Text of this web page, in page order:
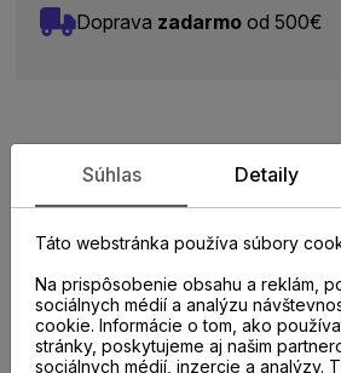
Doprava zadarmo od 500€
Zistite viac o
produktu
Súhlas Detaily
Táto webstránka používa súbory
Na prispôsobenie obsahu a reklám,
sociálnych médií a analýzu
cookie. Informácie o tom, ako
stránky, poskytujeme aj našim
sociálnych médií, inzercie a analýzy.